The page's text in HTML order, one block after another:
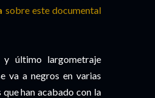
sobre este documental
y último largometraje
va a negros en varias
han acabado con la